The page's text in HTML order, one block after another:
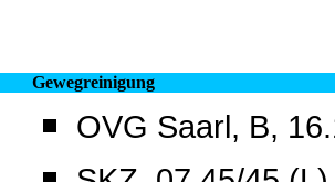
Gewegreinigung
OVG Saarl, B,